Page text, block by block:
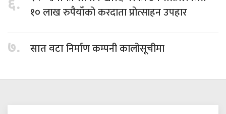
६.
१० लाख रुपैयाँको करदाता प्रोत्साहन उपहार
७. सात वटानिर्माण कम्पनी कालोसूचीमा